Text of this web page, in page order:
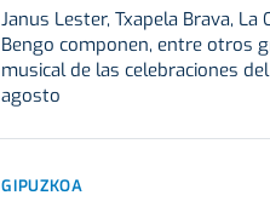
Janus Lester, Txapela Brava, La
Bengo componen, entre otros
musical de las celebraciones
agosto
GIPUZKOA